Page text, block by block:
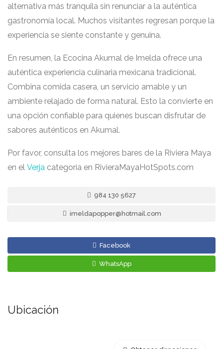
alternativa más tranquila sin renunciar a la auténtica
gastronomía local. Muchos visitantes regresan porque la
experiencia se siente constante y genuina.
En resumen, la Ecocina Akumal de Imelda ofrece una
auténtica experiencia culinaria mexicana tradicional.
Combina comida casera, un servicio amable y un
ambiente relajado de forma natural. Esto la convierte en
una opción confiable para quienes buscan disfrutar de
sabores auténticos en Akumal.
Por favor, consulta los mejores bares de la Riviera Maya
en el Verja categoría en RivieraMayaHotSpots.com
984 130 5627
imeldapopper@hotmail.com
Facebook
WhatsApp
Ubicación